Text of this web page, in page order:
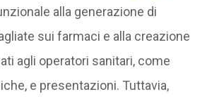
alla generazione di
sui farmaci e alla creazione
agli operatori sanitari, come
e presentazioni. Tuttavia,